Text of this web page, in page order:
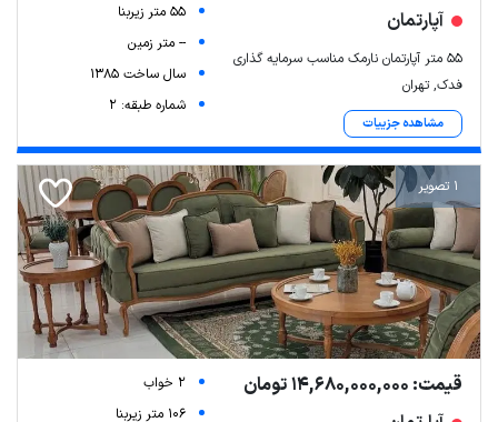
آپارتمان
55 متر آپارتمان نارمک مناسب سرمایه گذاری
فدک, تهران
مشاهده جزییات
55 متر زیربنا
-- متر زمین
سال ساخت 1385
شماره طبقه: 2
1 تصویر
قیمت: 14,680,000,000 تومان
2 خواب
106 متر زیربنا